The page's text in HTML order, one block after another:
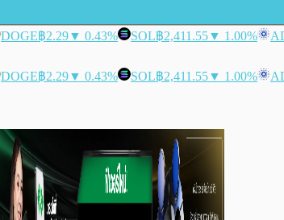
DOGE฿2.29▼ 0.43% SOL฿2,411.55▼ 1.00%
DOGE฿2.29▼ 0.43% SOL฿2,411.55▼ 1.00%